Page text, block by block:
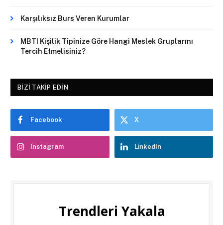
Karşılıksız Burs Veren Kurumlar
MBTI Kişilik Tipinize Göre Hangi Meslek Gruplarını
Tercih Etmelisiniz?
BIZI TAKIP EDIN
Facebook X
Instagram LinkedIn
Trendleri Yakala